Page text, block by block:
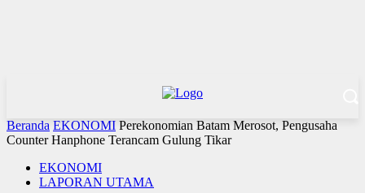
Beranda EKONOMI Perekonomian Batam Merosot, Pengusaha
Counter Hanphone Terancam Gulung Tikar
EKONOMI
LAPORAN UTAMA